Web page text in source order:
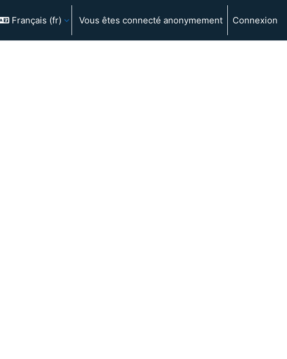
Français ‎(fr)‎ Vous êtes connecté anonymement Connexion